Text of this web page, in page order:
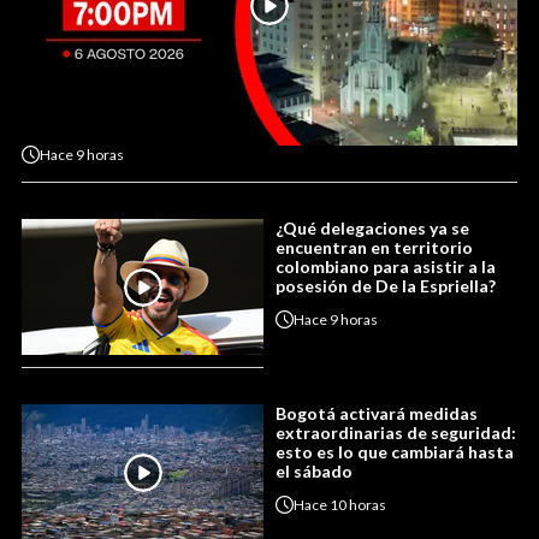
Hace 9 horas
¿Qué delegaciones ya se
encuentran en territorio
colombiano para asistir a la
posesión de De la Espriella?
Hace 9 horas
Bogotá activará medidas
extraordinarias de seguridad:
esto es lo que cambiará hasta
el sábado
Hace 10 horas